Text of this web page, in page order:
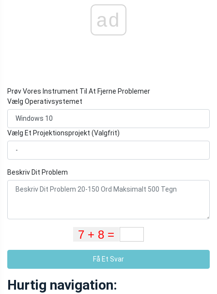
ad
Prøv Vores Instrument Til At Fjerne Problemer
Vælg Operativsystemet
Vælg Et Projektionsprojekt (Valgfrit)
Beskriv Dit Problem
Få Et Svar
Hurtig navigation: